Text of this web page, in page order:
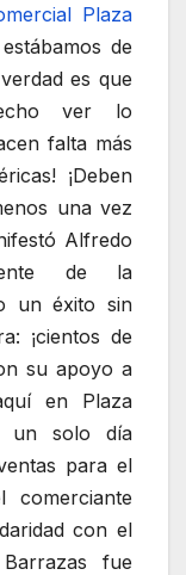
Plaza
de
es que
ver lo
falta más
¡Deben
una vez
Alfredo
de la
un éxito sin
¡cientos de
su apoyo a
en Plaza
un solo día
para el
comerciante
con el
fue